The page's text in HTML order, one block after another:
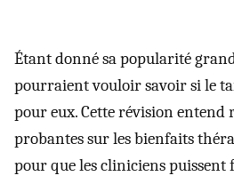
Étant donné sa popularité
pourraient vouloir savoir si le
pour eux. Cette révision entend
probantes sur les bienfaits
pour que les cliniciens puissent